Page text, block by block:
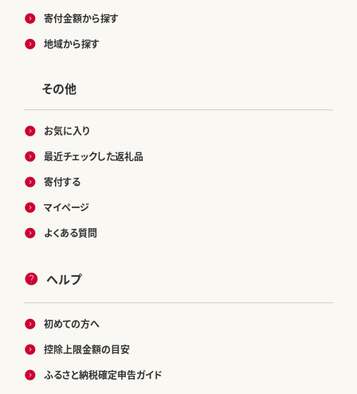
寄付金額から探す
地域から探す
その他
お気に入り
最近チェックした返礼品
寄付する
マイページ
よくある質問
ヘルプ
初めての方へ
控除上限金額の目安
ふるさと納税確定申告ガイド